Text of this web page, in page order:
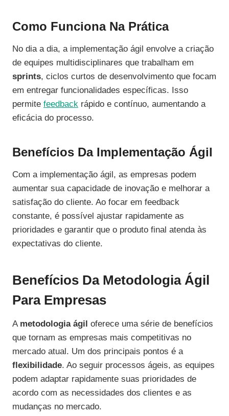
Como Funciona Na Prática
No dia a dia, a implementação ágil envolve a criação
de equipes multidisciplinares que trabalham em
sprints, ciclos curtos de desenvolvimento que focam
em entregar funcionalidades específicas. Isso
permite feedback rápido e contínuo, aumentando a
eficácia do processo.
Benefícios Da Implementação Ágil
Com a implementação ágil, as empresas podem
aumentar sua capacidade de inovação e melhorar a
satisfação do cliente. Ao focar em feedback
constante, é possível ajustar rapidamente as
prioridades e garantir que o produto final atenda às
expectativas do cliente.
Benefícios Da Metodologia Ágil
Para Empresas
A metodologia ágil oferece uma série de benefícios
que tornam as empresas mais competitivas no
mercado atual. Um dos principais pontos é a
flexibilidade. Ao seguir processos ágeis, as equipes
podem adaptar rapidamente suas prioridades de
acordo com as necessidades dos clientes e as
mudanças no mercado.